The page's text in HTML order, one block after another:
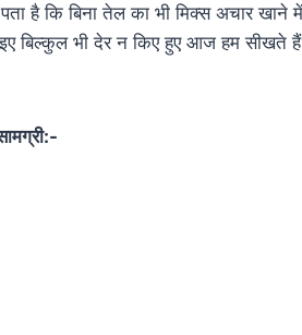
है कि बिना तेल का भी मिक्स अचार खाने
बिल्कुल भी देर न किए हुए आज हम सीखते